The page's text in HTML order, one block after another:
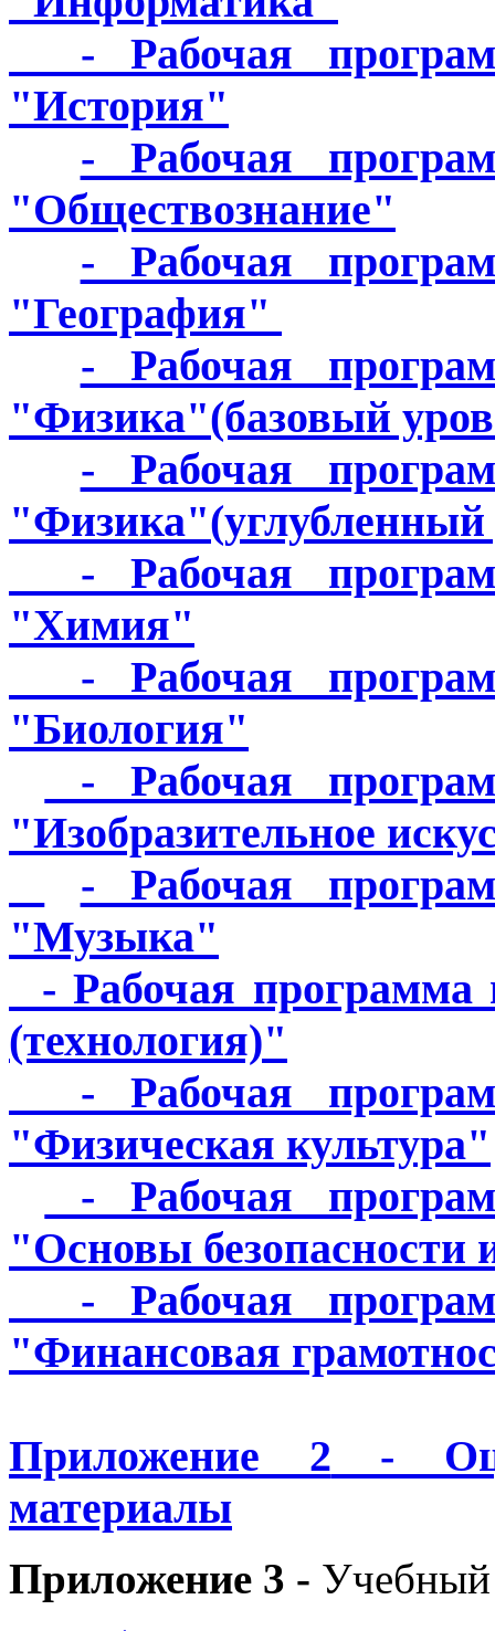
- Рабочая
"История"
- Рабочая
"Обществознание"
- Рабочая
"География"
- Рабочая
"Физика"(базовый
- Рабочая
"Физика"(углубленный
- Рабочая
"Химия"
- Рабочая
"Биология"
- Рабочая
"Изобразительное
- Рабочая
"Музыка"
- Рабочая программа
(технология)"
- Рабочая
"Физическая культура"
- Рабочая
"Основы
- Рабочая
"Финансовая
Приложение 2 -
материалы
Приложение 3 -